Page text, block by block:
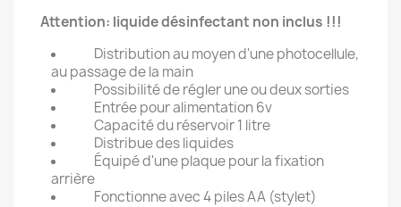
Attention: liquide désinfectant non inclus !!!
Distribution au moyen d'une photocellule,
au passage de la main
Possibilité de régler une ou deux sorties
Entrée pour alimentation 6v
Capacité du réservoir 1 litre
Distribue des liquides
Équipé d'une plaque pour la fixation
arrière
Fonctionne avec 4 piles AA (stylet)